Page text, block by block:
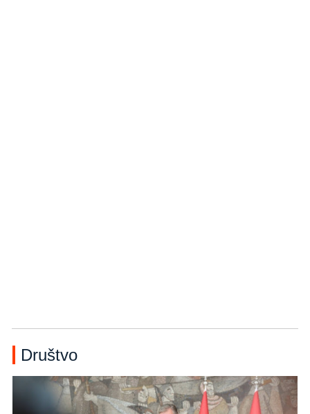
Društvo